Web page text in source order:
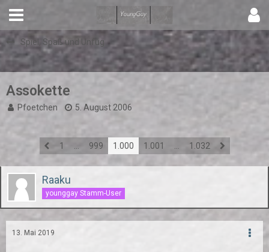
Spiel, Spaß und Unfug
Assokette
Pfoetchen 5. August 2006
1 999 1.000 1.001 1.032
Raaku
younggay Stamm-User
13. Mai 2019